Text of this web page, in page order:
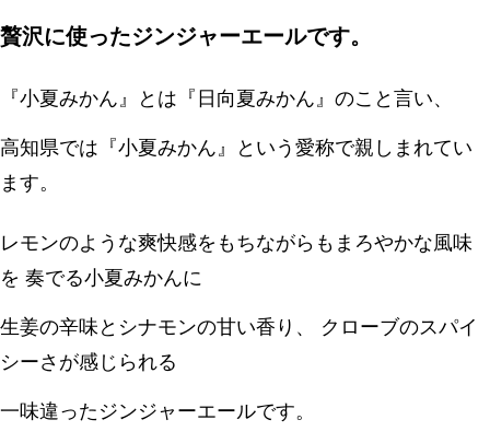
贅沢に使ったジンジャーエールです。
『小夏みかん』とは『日向夏みかん』のこと言い、
高知県では『小夏みかん』という愛称で親しまれてい
ます。
レモンのような爽快感をもちながらもまろやかな風味
を 奏でる小夏みかんに
生姜の辛味とシナモンの甘い香り、 クローブのスパイ
シーさが感じられる
一味違ったジンジャーエールです。